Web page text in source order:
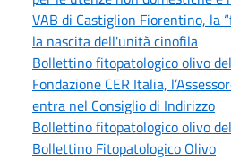
VAB di Castiglion Fiorentino, la
la nascita dell'unità cinofila
Bollettino fitopatologico olivo
Fondazione CER Italia,
entra nel Consiglio di Indirizzo
Bollettino fitopatologico olivo
Bollettino Fitopatologico Olivo